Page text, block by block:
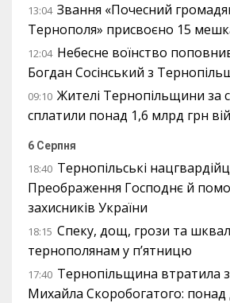
13:04 Звання «Почесний
Тернополя» присвоєно 15
12:04 Небесне воїнство
Богдан Сосінський з
09:10 Жителі Тернопільщини за
сплатили понад 1,6 млрд грн
6 Серпня
18:40 Тернопільські
Преображення Господнє й
захисників України
18:15 Спеку, дощ, грози та
тернополянам у п’ятницю
17:40 Тернопільщина втратила
Михайла Скоробогатого: